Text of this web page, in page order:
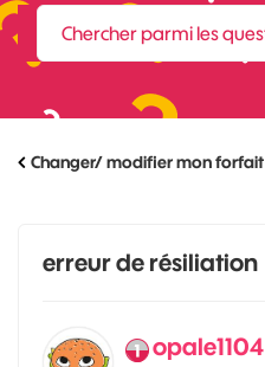
Changer/ modifier mon forfait
erreur de résiliation
opale1104